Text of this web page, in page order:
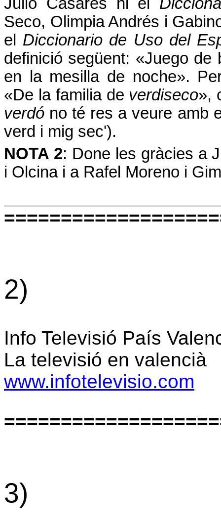
Julio Casares ni el
Seco, Olimpia Andrés i
el Diccionario de Uso del
definició següent: «Juego de
en la mesilla de noche».
«De la familia de verdiseco»,
verdó no té res a veure amb
verd i mig sec').
NOTA 2: Done les gràcies a
i Olcina i a Rafel Moreno i
2)
Info Televisió País
La televisió en valencià
www.infotelevisio.com
3)